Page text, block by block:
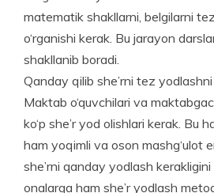
matematik shakllarni, belgilarni tez
o‘rganishi kerak. Bu jarayon
shakllanib boradi.
Qanday qilib she’rni tez yodlashni
Maktab o‘quvchilari va
ko‘p she’r yod olishlari kerak. Bu
ham yoqimli va oson mashg‘ulot
she’rni qanday yodlash
ona­larga ham she’r yodlash